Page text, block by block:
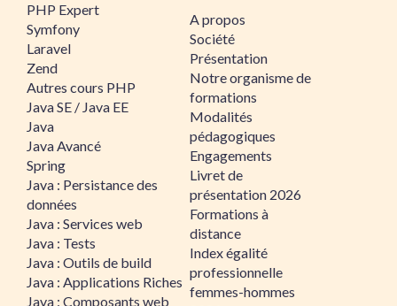
PHP Expert
Symfony
Laravel
Zend
Autres cours PHP
Java SE / Java EE
Java
Java Avancé
Spring
Java : Persistance des
données
Java : Services web
Java : Tests
Java : Outils de build
Java : Applications Riches
Java : Composants web
A propos
Société
Présentation
Notre organisme de
formations
Modalités
pédagogiques
Engagements
Livret de
présentation 2026
Formations à
distance
Index égalité
professionnelle
femmes-hommes